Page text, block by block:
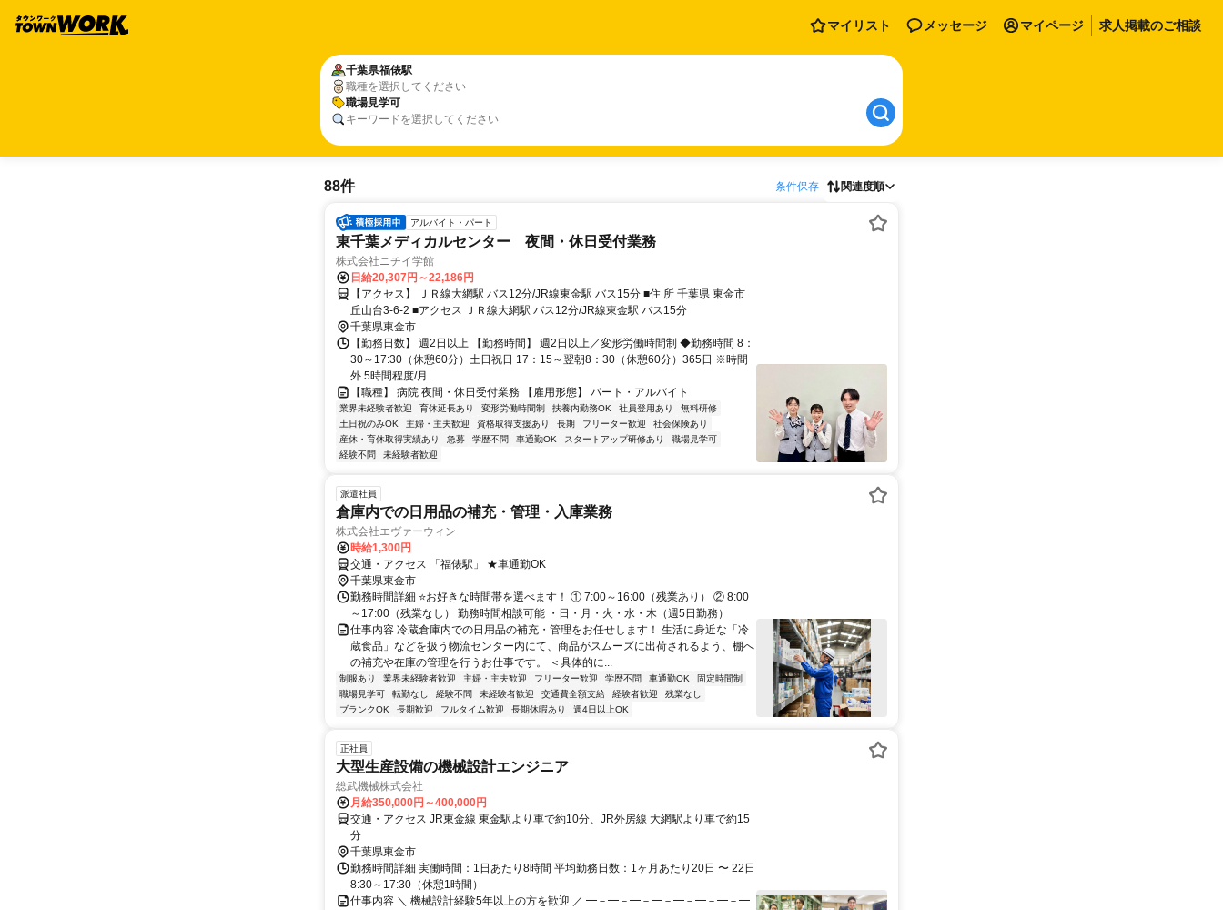
マイリスト メッセージ マイページ 求人掲載のご相談
千葉県福俵駅
職種を選択してください
職場見学可
キーワードを選択してください
88件 条件保存 関連度順
アルバイト・パート
東千葉メディカルセンター 夜間・休日受付業務
株式会社ニチイ学館
日給20,307円～22,186円
【アクセス】 ＪＲ線大網駅 バス12分/JR線東金駅 バス15分 ■住 所 千葉県 東金市
丘山台3-6-2 ■アクセス ＪＲ線大網駅 バス12分/JR線東金駅 バス15分
千葉県東金市
【勤務日数】 週2日以上 【勤務時間】 週2日以上／変形労働時間制 ◆勤務時間 8：
30～17:30（休憩60分）土日祝日 17：15～翌朝8：30（休憩60分）365日 ※時間
外 5時間程度/月...
【職種】 病院 夜間・休日受付業務 【雇用形態】 パート・アルバイト
業界未経験者歓迎 育休延長あり 変形労働時間制 扶養内勤務OK 社員登用あり
無料研修
土日祝のみOK
主婦・主夫歓迎 資格取得支援あり 長期 フリーター歓迎
社会保険あり
産休・育休取得実績あり
急募 学歴不問 車通勤OK スタートアップ研修あり
職場見学可
経験不問
未経験者歓迎
派遣社員
倉庫内での日用品の補充・管理・入庫業務
株式会社エヴァーウィン
時給1,300円
交通・アクセス 「福俵駅」 ★車通勤OK
千葉県東金市
勤務時間詳細 ⭐お好きな時間帯を選べます！ ① 7:00～16:00（残業あり） ② 8:00
～17:00（残業なし） 勤務時間相談可能 ・日・月・火・水・木（週5日勤務）
仕事内容 冷蔵倉庫内での日用品の補充・管理をお任せします！ 生活に身近な「冷
蔵食品」などを扱う物流センター内にて、商品がスムーズに出荷されるよう、棚へ
の補充や在庫の管理を行うお仕事です。 ＜具体的に...
制服あり 業界未経験者歓迎 主婦・主夫歓迎 フリーター歓迎 学歴不問 車通勤OK
固定時間制
職場見学可
転勤なし 経験不問 未経験者歓迎 交通費全額支給 経験者歓迎
残業なし
ブランクOK
長期歓迎 フルタイム歓迎 長期休暇あり 週4日以上OK
正社員
大型生産設備の機械設計エンジニア
総武機械株式会社
月給350,000円～400,000円
交通・アクセス JR東金線 東金駅より車で約10分、JR外房線 大網駅より車で約15
分
千葉県東金市
勤務時間詳細 実働時間：1日あたり8時間 平均勤務日数：1ヶ月あたり20日 〜 22日
8:30～17:30（休憩1時間）
仕事内容 ＼ 機械設計経験5年以上の方を歓迎 ／ ━－━－━－━－━－━－━－━